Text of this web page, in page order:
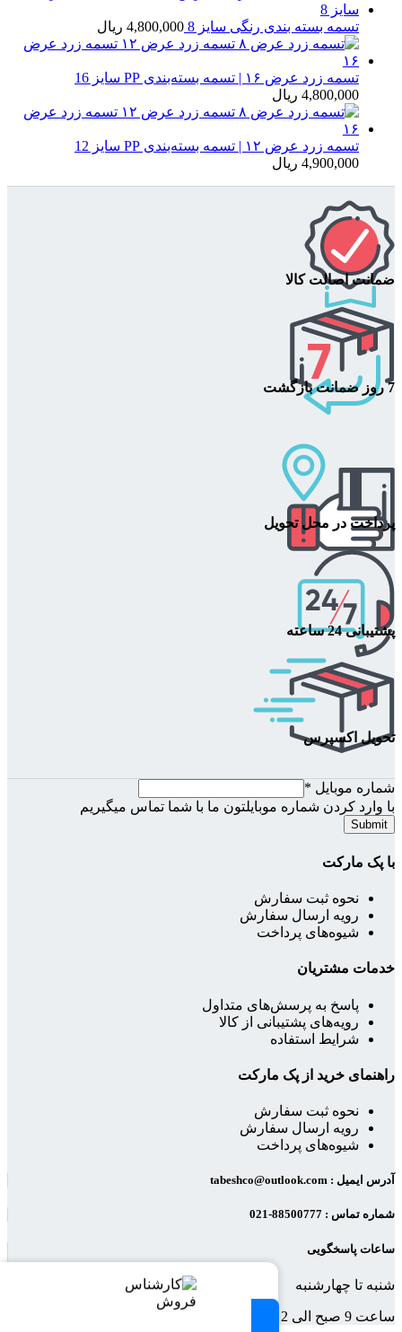
تسمه بسته بندی رنگی سایز 8 4,800,000 ریال
تسمه زرد عرض ۱۶ | تسمه بسته‌بندی PP سایز 16
4,800,000 ریال
تسمه زرد عرض ۱۲ | تسمه بسته‌بندی PP سایز 12
4,900,000 ریال
ضمانت اصالت کالا
7 روز ضمانت بازگشت
پرداخت در محل تحویل
پشتیبانی 24 ساعته
تحویل اکسپرس
شماره موبایل *
با وارد کردن شماره موبایلتون ما با شما تماس میگیریم
Submit
با پک مارکت
نحوه ثبت سفارش
رویه ارسال سفارش
شیوه‌های پرداخت
خدمات مشتریان
پاسخ به پرسش‌های متداول
رویه‌های پشتیبانی از کالا
شرایط استفاده
راهنمای خرید از پک مارکت
نحوه ثبت سفارش
رویه ارسال سفارش
شیوه‌های پرداخت
آدرس ایمیل : tabeshco@outlook.com
شماره تماس : 88500777-021
ساعات پاسخگویی
شنبه تا چهارشنبه
ساعت 9 صبح الی 2 بعد از ظهر